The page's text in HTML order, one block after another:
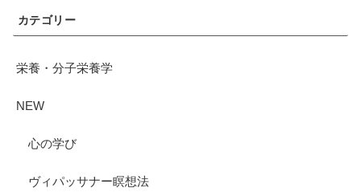
カテゴリー
栄養・分子栄養学
NEW
心の学び
ヴィパッサナー瞑想法